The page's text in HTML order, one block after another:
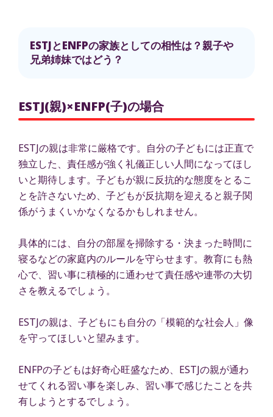
ESTJとENFPの家族としての相性は？親子や
兄弟姉妹ではどう？
ESTJ(親)×ENFP(子)の場合
ESTJの親は非常に厳格です。自分の子どもには正直で
独立した、責任感が強く礼儀正しい人間になってほし
いと期待します。子どもが親に反抗的な態度をとるこ
とを許さないため、子どもが反抗期を迎えると親子関
係がうまくいかなくなるかもしれません。
具体的には、自分の部屋を掃除する・決まった時間に
寝るなどの家庭内のルールを守らせます。教育にも熱
心で、習い事に積極的に通わせて責任感や連帯の大切
さを教えるでしょう。
ESTJの親は、子どもにも自分の「模範的な社会人」像
を守ってほしいと望みます。
ENFPの子どもは好奇心旺盛なため、ESTJの親が通わ
せてくれる習い事を楽しみ、習い事で感じたことを共
有しようとするでしょう。